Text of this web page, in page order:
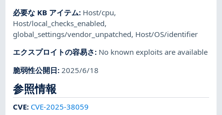
必要な KB アイテム: Host/cpu,
Host/local_checks_enabled,
global_settings/vendor_unpatched, Host/OS/identifier
エクスプロイトの容易さ: No known exploits are available
脆弱性公開日: 2025/6/18
参照情報
CVE: CVE-2025-38059